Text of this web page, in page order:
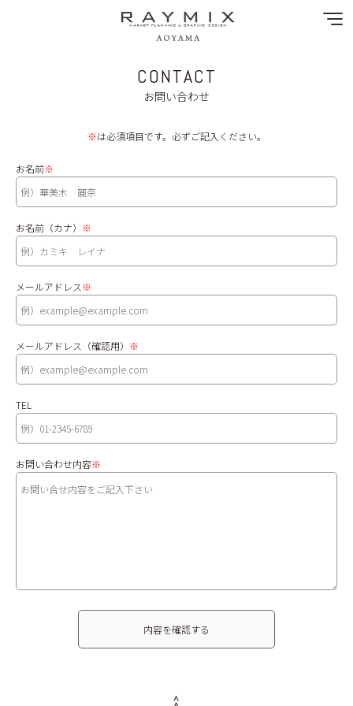
SPECIAL MENU
MENU
SHOP&STAFF
COUPON
GALLERY
RECRUIT
BLOG
CONTACT
お問い合わせ
※は必須項目です。必ずご記入ください。
お名前※
お名前（カナ） ※
メールアドレス※
メールアドレス（確認用） ※
TEL
お問い合わせ内容※